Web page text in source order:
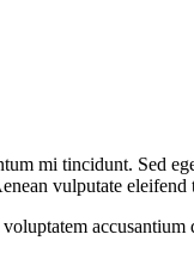
mi tincidunt. Sed
vulputate